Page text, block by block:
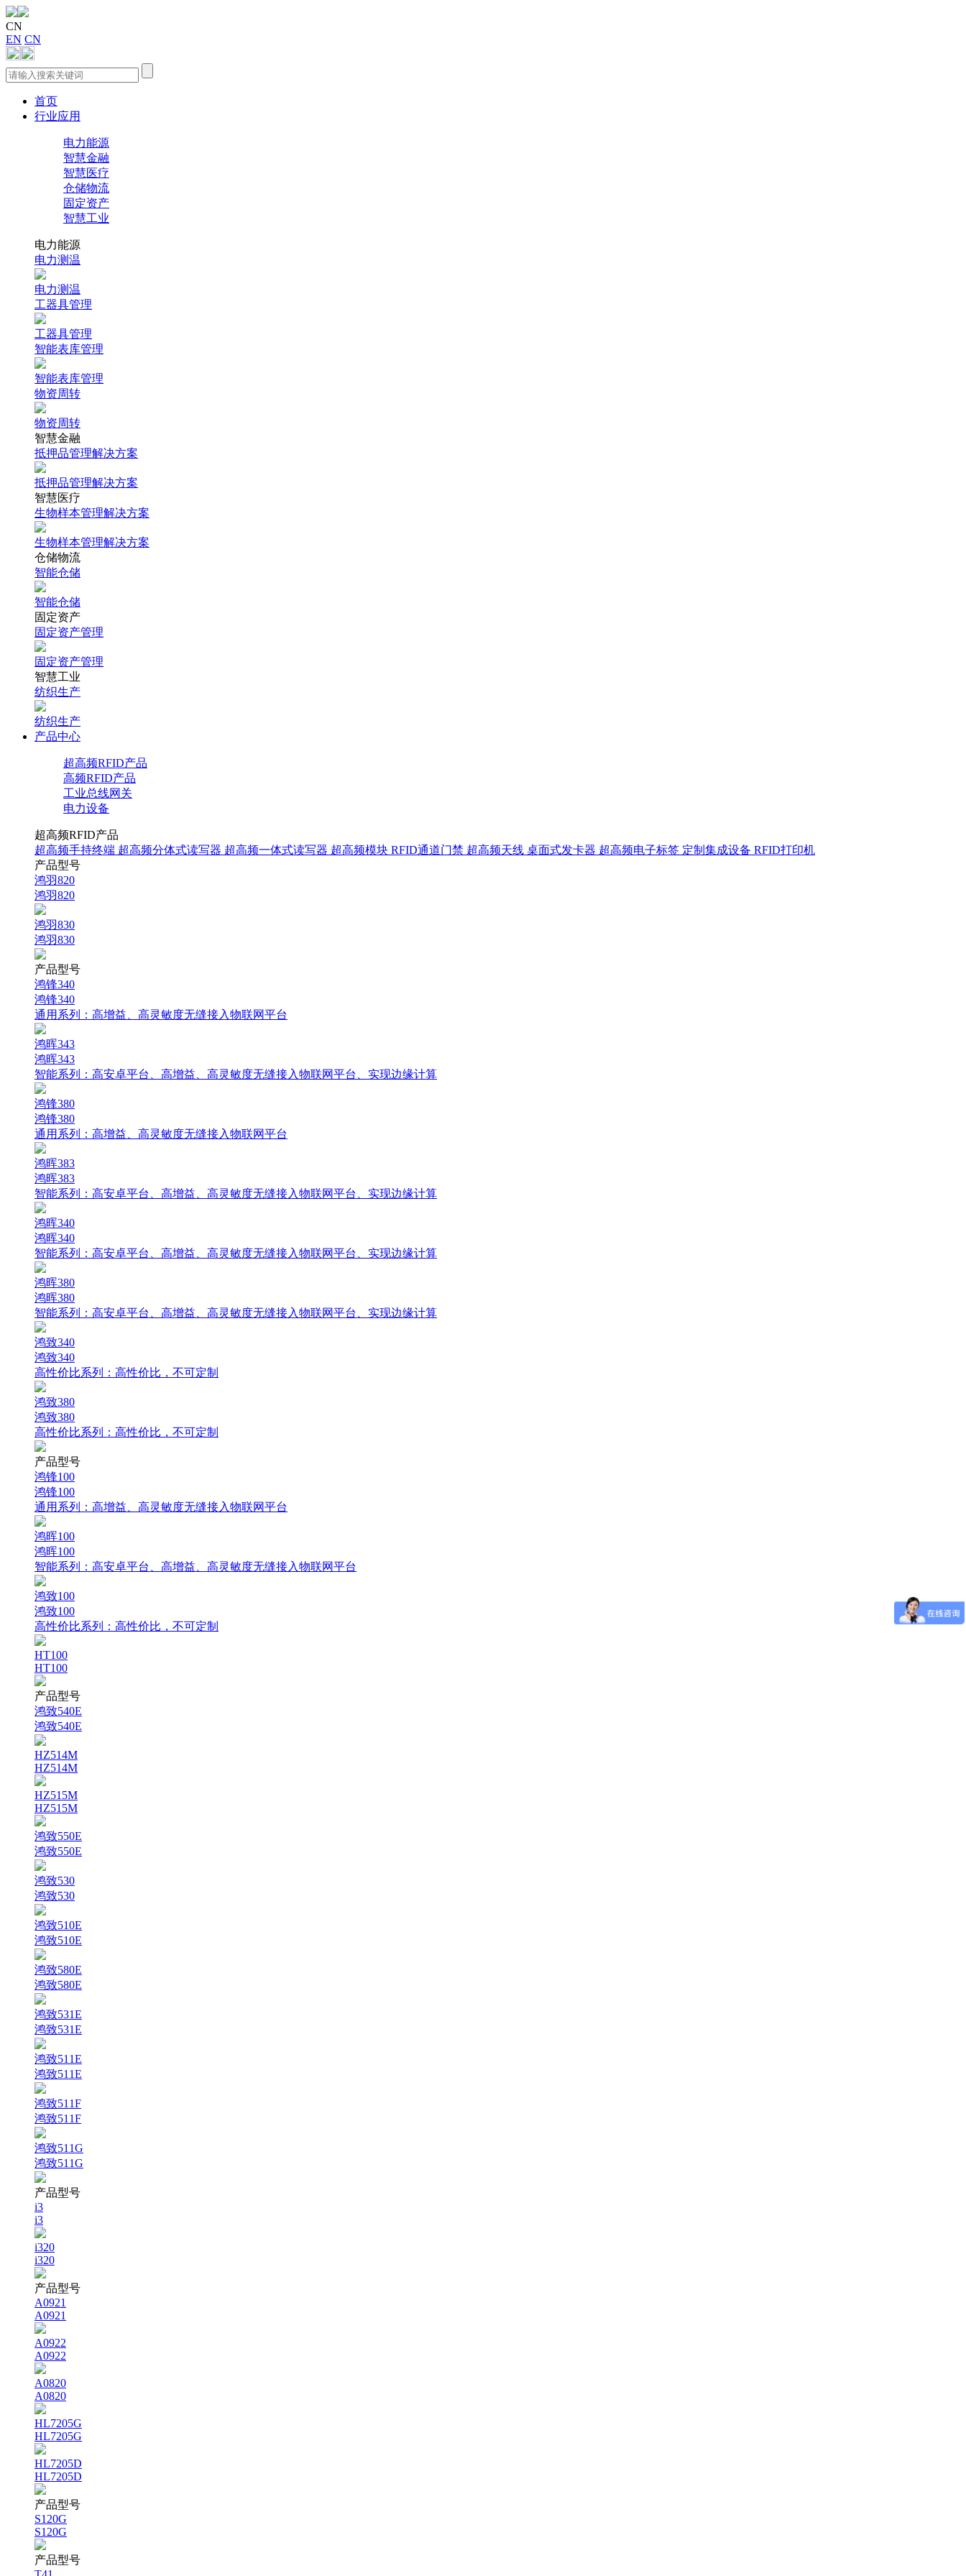
CN
EN CN
首页
行业应用
电力能源
智慧金融
智慧医疗
仓储物流
固定资产
智慧工业
电力能源
电力测温
电力测温
工器具管理
工器具管理
智能表库管理
智能表库管理
物资周转
物资周转
智慧金融
抵押品管理解决方案
抵押品管理解决方案
智慧医疗
生物样本管理解决方案
生物样本管理解决方案
仓储物流
智能仓储
智能仓储
固定资产
固定资产管理
固定资产管理
智慧工业
纺织生产
纺织生产
产品中心
超高频RFID产品
高频RFID产品
工业总线网关
电力设备
超高频RFID产品
超高频手持终端 超高频分体式读写器 超高频一体式读写器 超高频模块 RFID通道门禁 超高频天线 桌面式发卡器 超高频电子标签 定制集成设备 RFID打印机
产品型号
鸿羽820
鸿羽820
鸿羽830
鸿羽830
产品型号
鸿锋340
鸿锋340
通用系列： 高增益、高灵敏度无缝接入物联网平台
鸿晖343
鸿晖343
智能系列： 高安卓平台、高增益、高灵敏度无缝接入物联网平台、实现边缘计算
鸿锋380
鸿锋380
通用系列： 高增益、高灵敏度无缝接入物联网平台
鸿晖383
鸿晖383
智能系列： 高安卓平台、高增益、高灵敏度无缝接入物联网平台、实现边缘计算
鸿晖340
鸿晖340
智能系列： 高安卓平台、高增益、高灵敏度无缝接入物联网平台、实现边缘计算
鸿晖380
鸿晖380
智能系列： 高安卓平台、高增益、高灵敏度无缝接入物联网平台、实现边缘计算
鸿致340
鸿致340
高性价比系列： 高性价比，不可定制
鸿致380
鸿致380
高性价比系列： 高性价比，不可定制
产品型号
鸿锋100
鸿锋100
通用系列： 高增益、高灵敏度无缝接入物联网平台
鸿晖100
鸿晖100
智能系列： 高安卓平台、高增益、高灵敏度无缝接入物联网平台
鸿致100
鸿致100
高性价比系列： 高性价比，不可定制
HT100
HT100
产品型号
鸿致540E
鸿致540E
HZ514M
HZ514M
HZ515M
HZ515M
鸿致550E
鸿致550E
鸿致530
鸿致530
鸿致510E
鸿致510E
鸿致580E
鸿致580E
鸿致531E
鸿致531E
鸿致511E
鸿致511E
鸿致511F
鸿致511F
鸿致511G
鸿致511G
产品型号
i3
i3
i320
i320
产品型号
A0921
A0921
A0922
A0922
A0820
A0820
HL7205G
HL7205G
HL7205D
HL7205D
产品型号
S120G
S120G
产品型号